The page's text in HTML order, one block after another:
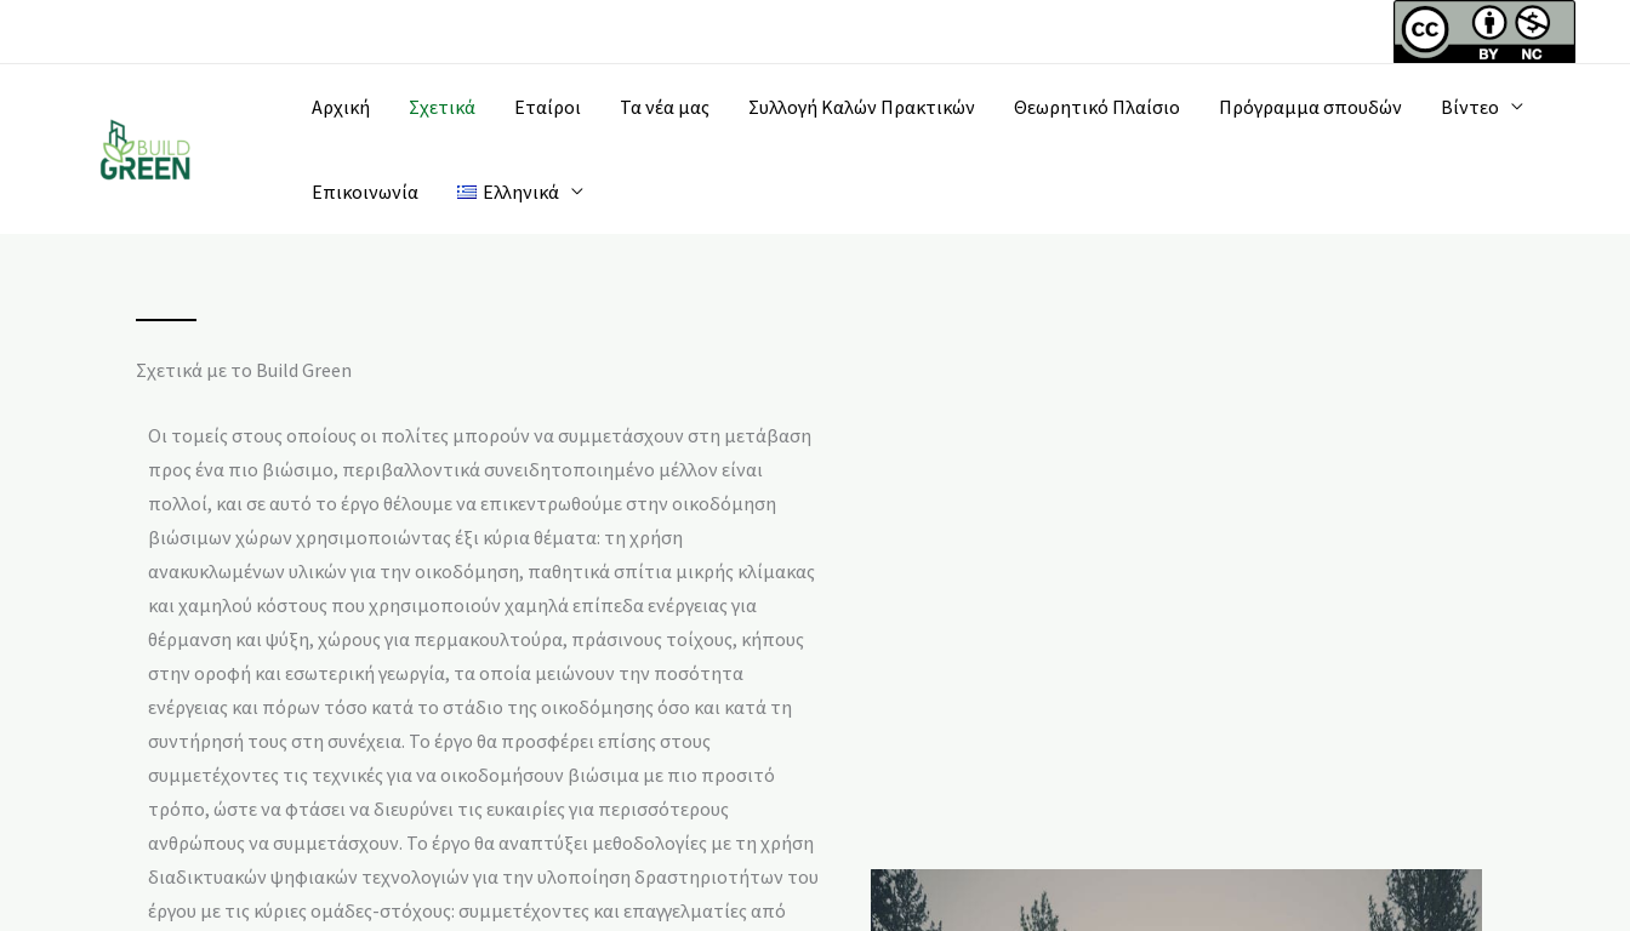
Αρχική
Σχετικά Εταίροι Τα νέα μας Συλλογή Καλών Πρακτικών Θεωρητικό Πλαίσιο Πρόγραμμα σπουδών Βίντεο
Επικοινωνία Ελληνικά
Σχετικά με το Build Green
Οι τομείς στους οποίους οι πολίτες μπορούν να συμμετάσχουν στη μετάβαση
προς ένα πιο βιώσιμο, περιβαλλοντικά συνειδητοποιημένο μέλλον είναι
πολλοί, και σε αυτό το έργο θέλουμε να επικεντρωθούμε στην οικοδόμηση
βιώσιμων χώρων χρησιμοποιώντας έξι κύρια θέματα: τη χρήση
ανακυκλωμένων υλικών για την οικοδόμηση, παθητικά σπίτια μικρής κλίμακας
και χαμηλού κόστους που χρησιμοποιούν χαμηλά επίπεδα ενέργειας για
θέρμανση και ψύξη, χώρους για περμακουλτούρα, πράσινους τοίχους, κήπους
στην οροφή και εσωτερική γεωργία, τα οποία μειώνουν την ποσότητα
ενέργειας και πόρων τόσο κατά το στάδιο της οικοδόμησης όσο και κατά τη
συντήρησή τους στη συνέχεια. Το έργο θα προσφέρει επίσης στους
συμμετέχοντες τις τεχνικές για να οικοδομήσουν βιώσιμα με πιο προσιτό
τρόπο, ώστε να φτάσει να διευρύνει τις ευκαιρίες για περισσότερους
ανθρώπους να συμμετάσχουν. Το έργο θα αναπτύξει μεθοδολογίες με τη χρήση
διαδικτυακών ψηφιακών τεχνολογιών για την υλοποίηση δραστηριοτήτων του
έργου με τις κύριες ομάδες-στόχους: συμμετέχοντες και επαγγελματίες από